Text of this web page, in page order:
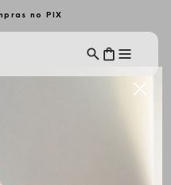
no PIX